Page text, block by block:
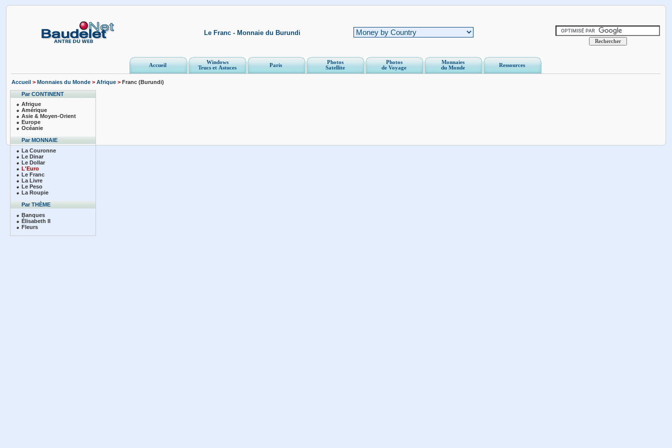
Le Franc - Monnaie du Burundi
Accueil
Windows
Trucs et Astuces
Paris
Photos
Satellite
Photos
de Voyage
Monnaies
du Monde
Ressources
Accueil > Monnaies du Monde > Afrique > Franc (Burundi)
Par CONTINENT
Afrique
Amérique
Asie & Moyen-Orient
Europe
Océanie
Par MONNAIE
La Couronne
Le Dinar
Le Dollar
L'Euro
Le Franc
La Livre
Le Peso
La Roupie
Par THÈME
Banques
Élisabeth II
Fleurs